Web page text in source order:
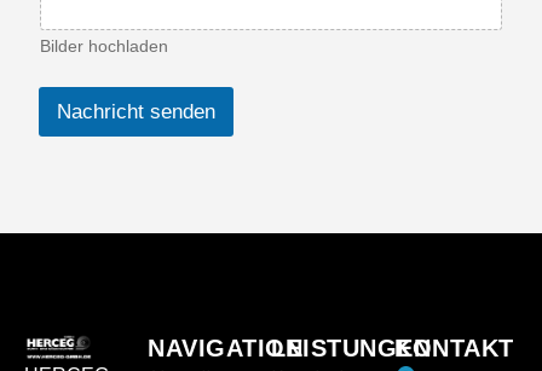
Bilder hochladen
Nachricht senden
NAVIGATIONLEISTUNGENKONTAKT